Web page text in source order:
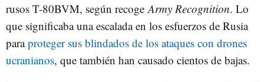
rusos T-80BVM, según recoge Army Recognition. Lo
que significaba una escalada en los esfuerzos de Rusia
paraproteger sus blindados de los ataques con drones
ucranianos, que también han causado cientos de bajas.